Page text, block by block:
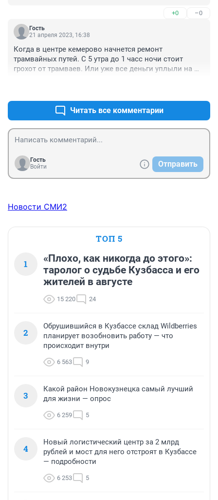
Нужно больше пешком ходить, полезно для здоровья.
+0 –0
Гость
21 апреля 2023, 16:38
Когда в центре кемерово начнется ремонт
трамвайных путей. С 5 утра до 1 часс ночи стоит
грохот от трамваев. Или уже все деньги уплыли на
Читать все комментарии
Гость
Войти
Отправить
Новости СМИ2
ТОП 5
1
«Плохо, как никогда до этого»:
таролог о судьбе Кузбасса и его
жителей в августе
15 220 24
2
Обрушившийся в Кузбассе склад Wildberries
планирует возобновить работу — что
происходит внутри
6 563 9
3
Какой район Новокузнецка самый лучший
для жизни — опрос
6 259 5
4
Новый логистический центр за 2 млрд
рублей и мост для него отстроят в Кузбассе
— подробности
6 253 5